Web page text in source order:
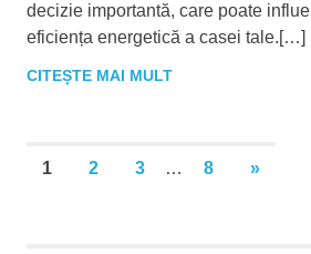
decizie importantă, care poate
eficiența energetică a casei tale.[…]
CITEȘTE MAI MULT
1 2 3 … 8 »